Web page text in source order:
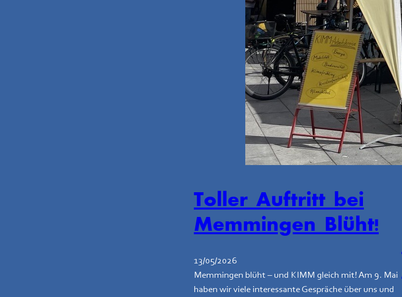
Toller Auftritt bei
Memmingen Blüht!
13/05/2026
Memmingen blüht – und KIMM gleich mit! Am 9. Mai
haben wir viele interessante Gespräche über uns und